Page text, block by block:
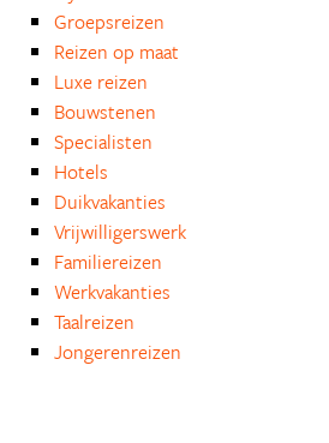
Groepsreizen
Reizen op maat
Luxe reizen
Bouwstenen
Specialisten
Hotels
Duikvakanties
Vrijwilligerswerk
Familiereizen
Werkvakanties
Taalreizen
Jongerenreizen